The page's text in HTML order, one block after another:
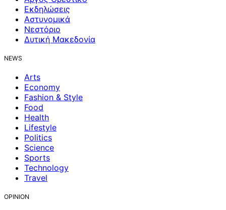
Εκδηλώσεις
Αστυνομικά
Νεστόριο
Δυτική Μακεδονία
NEWS
Arts
Economy
Fashion & Style
Food
Health
Lifestyle
Politics
Science
Sports
Technology
Travel
OPINION